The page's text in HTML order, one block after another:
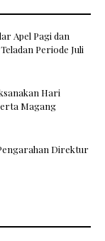
Apel Pagi dan
Periode Juli
Hari
Magang
Direktur